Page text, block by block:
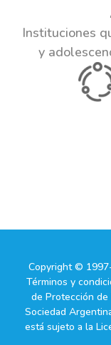
Instituciones
y
Copyright ©
Términos y
de Protección
Sociedad
está sujeto a la